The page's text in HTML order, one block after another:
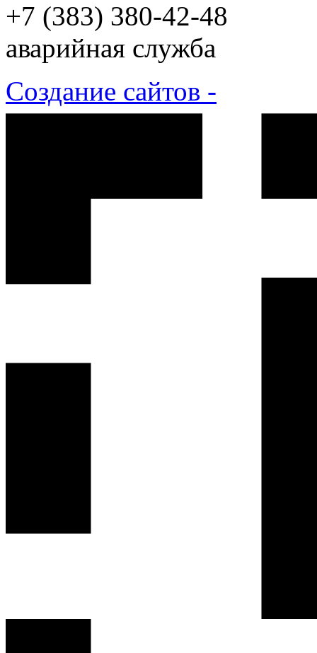
+7 (383) 380-42-48
аварийная служба
Создание сайтов -